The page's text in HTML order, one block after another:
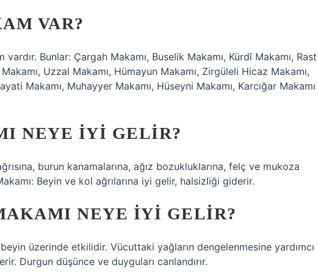
VAR?
Bunlar: Çargah Makamı, Buselik Makamı, Kürdî Makamı, Rast
Uzzal Makamı, Hümayun Makamı, Zirgüleli Hicaz Makamı,
Makamı, Muhayyer Makamı, Hüseyni Makamı, Karcığar Makamı
NEYE IYI GELIR?
burun kanamalarına, ağız bozukluklarına, felç ve mukoza
Beyin ve kol ağrılarına iyi gelir, halsizliği giderir.
NEYE IYI GELIR?
üzerinde etkilidir. Vücuttaki yağların dengelenmesine yardımcı
Durgun düşünce ve duyguları canlandırır.